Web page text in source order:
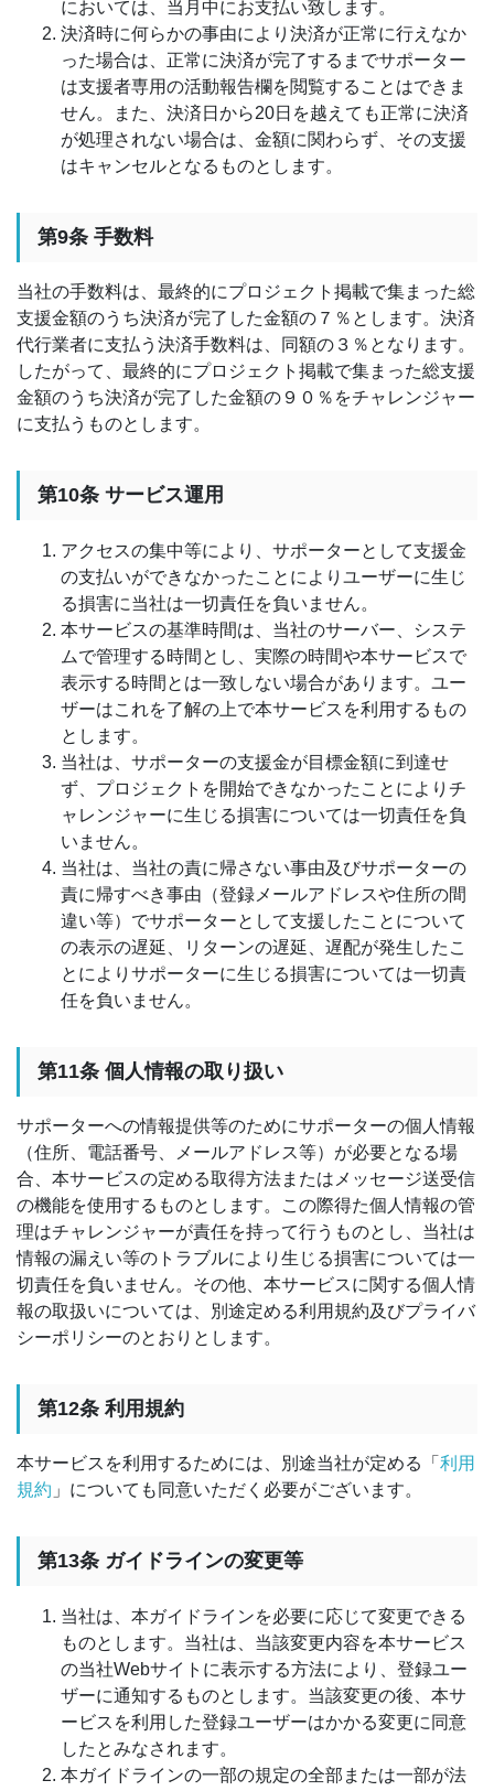
においては、当月中にお支払い致します。
決済時に何らかの事由により決済が正常に行えなか
った場合は、正常に決済が完了するまでサポーター
は支援者専用の活動報告欄を閲覧することはできま
せん。また、決済日から20日を越えても正常に決済
が処理されない場合は、金額に関わらず、その支援
はキャンセルとなるものとします。
第9条 手数料
当社の手数料は、最終的にプロジェクト掲載で集まった総
支援金額のうち決済が完了した金額の７％とします。決済
代行業者に支払う決済手数料は、同額の３％となります。
したがって、最終的にプロジェクト掲載で集まった総支援
金額のうち決済が完了した金額の９０％をチャレンジャー
に支払うものとします。
第10条 サービス運用
アクセスの集中等により、サポーターとして支援金
の支払いができなかったことによりユーザーに生じ
る損害に当社は一切責任を負いません。
本サービスの基準時間は、当社のサーバー、システ
ムで管理する時間とし、実際の時間や本サービスで
表示する時間とは一致しない場合があります。ユー
ザーはこれを了解の上で本サービスを利用するもの
とします。
当社は、サポーターの支援金が目標金額に到達せ
ず、プロジェクトを開始できなかったことによりチ
ャレンジャーに生じる損害については一切責任を負
いません。
当社は、当社の責に帰さない事由及びサポーターの
責に帰すべき事由（登録メールアドレスや住所の間
違い等）でサポーターとして支援したことについて
の表示の遅延、リターンの遅延、遅配が発生したこ
とによりサポーターに生じる損害については一切責
任を負いません。
第11条 個人情報の取り扱い
サポーターへの情報提供等のためにサポーターの個人情報
（住所、電話番号、メールアドレス等）が必要となる場
合、本サービスの定める取得方法またはメッセージ送受信
の機能を使用するものとします。この際得た個人情報の管
理はチャレンジャーが責任を持って行うものとし、当社は
情報の漏えい等のトラブルにより生じる損害については一
切責任を負いません。その他、本サービスに関する個人情
報の取扱いについては、別途定める利用規約及びプライバ
シーポリシーのとおりとします。
第12条 利用規約
本サービスを利用するためには、別途当社が定める「 利用
規約 」についても同意いただく必要がございます。
第13条 ガイドラインの変更等
当社は、本ガイドラインを必要に応じて変更できる
ものとします。当社は、当該変更内容を本サービス
の当社Webサイトに表示する方法により、登録ユー
ザーに通知するものとします。当該変更の後、本サ
ービスを利用した登録ユーザーはかかる変更に同意
したとみなされます。
本ガイドラインの一部の規定の全部または一部が法